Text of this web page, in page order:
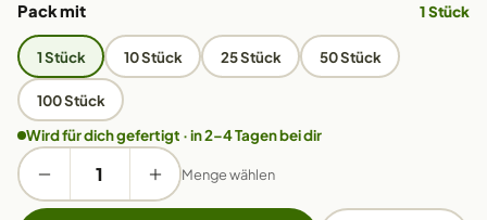
Pack mit 1 Stück
1 Stück 10 Stück 25 Stück 50 Stück
100 Stück
Wird für dich gefertigt · in 2–4 Tagen bei dir
Menge wählen